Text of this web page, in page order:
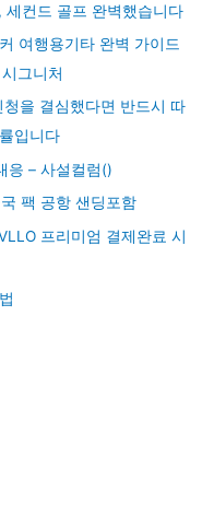
컨드 골프 완벽했습니다
여행용기타 완벽 가이드
그니처
을 결심했다면 반드시 따
입니다
응 – 사설컬럼()
팩 공항 샌딩포함
프리미엄 결제완료 시